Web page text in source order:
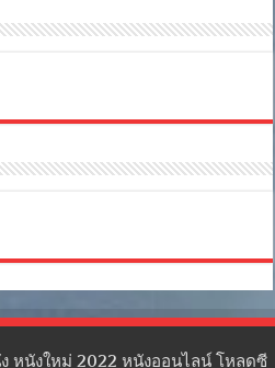
หนังใหม่ 2022 หนังออนไลน์ โหลดซี